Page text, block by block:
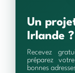
Un
Irlande ?
Recevez
préparez
bonnes